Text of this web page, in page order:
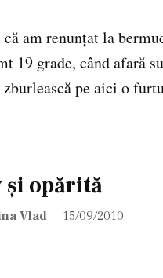
am renunţat la
19 grade, când afară
zburlească pe aici o
şi opărită
Vlad 15/09/2010